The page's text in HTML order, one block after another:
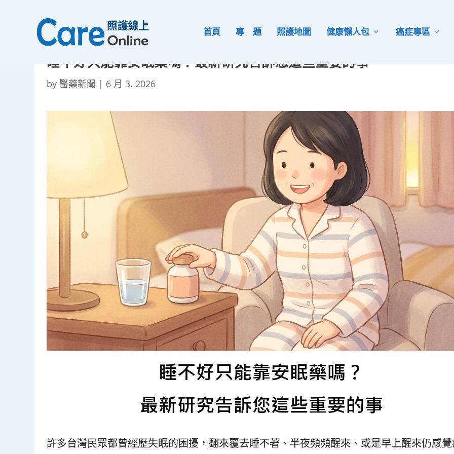
首頁 專 題 照護地圖 健康懶人包 癌症專區
睡不好只能靠安眠藥嗎？最新研究告訴您這些重要的事
by 醫藥新聞 | 6 月 3, 2026
許多台灣民眾都曾經歷失眠的困擾，翻來覆去睡不著、半夜頻頻醒來、或是早上醒來仍感